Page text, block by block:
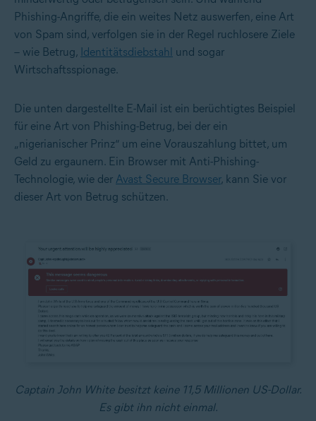
Phishing-Angriffe, die ein weites Netz auswerfen, eine Art
von Spam sind, verfolgen sie in der Regel ruchlosere Ziele
– wie Betrug, Identitätsdiebstahl und sogar
Wirtschaftsspionage.
Die unten dargestellte E-Mail ist ein berüchtigtes Beispiel
für eine Art von Phishing-Betrug, bei der ein
„nigerianischer Prinz“ um eine Vorauszahlung bittet, um
Geld zu ergaunern. Ein Browser mit Anti-Phishing-
Technologie, wie der Avast Secure Browser, kann Sie vor
dieser Art von Betrug schützen.
Captain John White besitzt keine 11,5 Millionen US-Dollar.
Es gibt ihn nicht einmal.